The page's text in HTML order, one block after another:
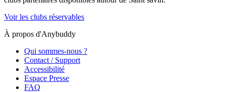
Voir les clubs réservables
À propos d'Anybuddy
Qui sommes-nous ?
Contact / Support
Accessibilité
Espace Presse
FAQ